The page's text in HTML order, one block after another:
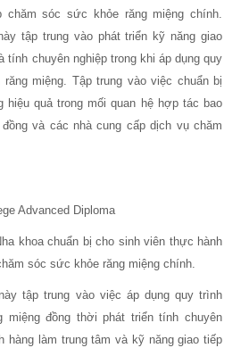
chăm sóc sức khỏe răng miệng chính.
tập trung vào phát triển kỹ năng giao
tính chuyên nghiệp trong khi áp dụng quy
miệng. Tập trung vào việc chuẩn bị
hiệu quả trong mối quan hệ hợp tác bao
và các nhà cung cấp dịch vụ chăm
Advanced Diploma
khoa chuẩn bị cho sinh viên thực hành
sóc sức khỏe răng miệng chính.
tập trung vào việc áp dụng quy trình
miệng đồng thời phát triển tính chuyên
hàng làm trung tâm và kỹ năng giao tiếp